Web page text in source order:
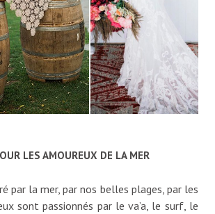
LES AMOUREUX DE LA MER
par la mer, par nos belles plages, par les
sont passionnés par le va’a, le surf, le